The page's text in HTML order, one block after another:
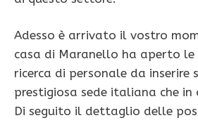
Adesso è arrivato il vostro
casa di Maranello ha aperto le
ricerca di personale da inserire
prestigiosa sede italiana che in
Di seguito il dettaglio delle